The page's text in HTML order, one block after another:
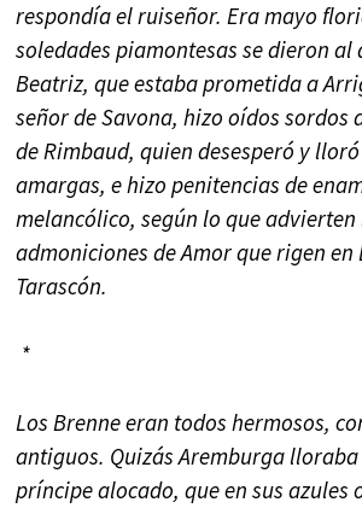
respondía el ruiseñor. Era mayo
soledades piamontesas se dieron al
Beatriz, que estaba prometida a
señor de Savona, hizo oídos sordos
de Rimbaud, quien desesperó y
amargas, e hizo penitencias de
melancólico, según lo que advierten
admoniciones de Amor que rigen en
Tarascón.
*
Los Brenne eran todos hermosos,
antiguos. Quizás Aremburga
príncipe alocado, que en sus azules